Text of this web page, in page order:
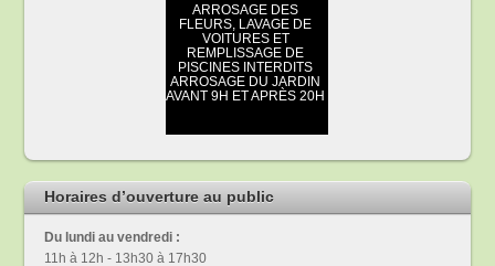
Horaires d’ouverture au public
Du lundi au vendredi :
11h à 12h - 13h30 à 17h30